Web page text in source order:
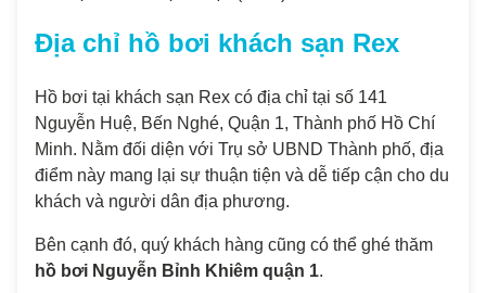
Địa chỉ hồ bơi khách sạn Rex
Hồ bơi tại khách sạn Rex có địa chỉ tại số 141
Nguyễn Huệ, Bến Nghé, Quận 1, Thành phố Hồ Chí
Minh. Nằm đối diện với Trụ sở UBND Thành phố, địa
điểm này mang lại sự thuận tiện và dễ tiếp cận cho du
khách và người dân địa phương.
Bên cạnh đó, quý khách hàng cũng có thể ghé thăm
hồ bơi Nguyễn Bỉnh Khiêm quận 1.